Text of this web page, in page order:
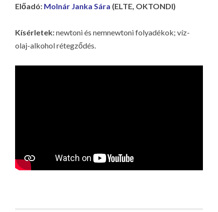
Előadó: Molnár Janka Sára (ELTE, OKTONDI)
Kísérletek:newtoni és nemnewtoni folyadékok; víz-
olaj-alkohol rétegződés.